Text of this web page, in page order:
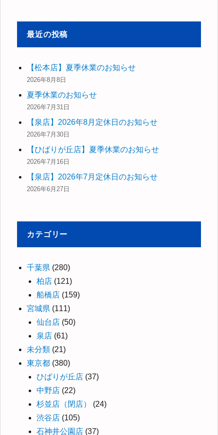
象:
最近の投稿
【松本店】夏季休業のお知らせ
2026年8月8日
夏季休業のお知らせ
2026年7月31日
【泉店】2026年8月定休日のお知らせ
2026年7月30日
【ひばりが丘店】夏季休業のお知らせ
2026年7月16日
【泉店】2026年7月定休日のお知らせ
2026年6月27日
カテゴリー
千葉県 (280)
柏店 (121)
船橋店 (159)
宮城県 (111)
仙台店 (50)
泉店 (61)
未分類 (21)
東京都 (380)
ひばりが丘店 (37)
中野店 (22)
杉並店（閉店）
(24)
渋谷店 (105)
石神井公園店 (37)